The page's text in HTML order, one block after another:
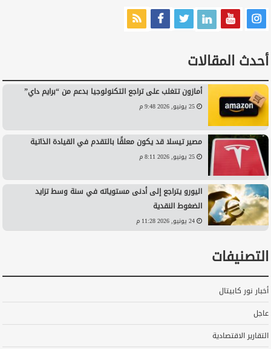
أحدث المقالات
أمازون تتغلب على تراجع التكنولوجيا بدعم من “برايم داي”
25 يونيو, 2026 9:48 م
مصير تيسلا قد يكون معلقًا بالتقدم في القيادة الذاتية
25 يونيو, 2026 8:11 م
اليورو يتراجع إلى أدنى مستوياته في سنة وسط تزايد
الضغوط النقدية
24 يونيو, 2026 11:28 م
التصنيفات
أخبار نور كابيتال
عاجل
التقارير الاقتصادية